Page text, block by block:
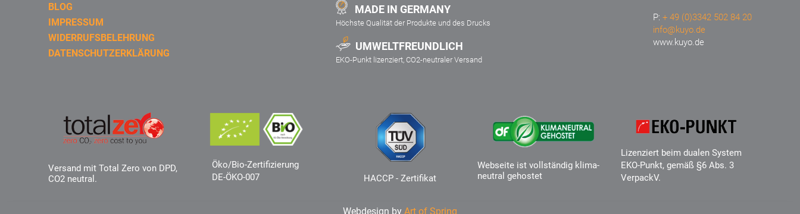
BLOG
IMPRESSUM
WIDERRUFSBELEHRUNG
DATENSCHUTZERKLÄRUNG
MADE IN GERMANY
Höchste Qualität der Produkte und des Drucks
UMWELTFREUNDLICH
EKO-Punkt lizenziert, CO2-neutraler Versand
P:+ 49 (0)3342 502 84 20
info@kuyo.de
www.kuyo.de
Versand mit Total Zero von DPD,
CO2 neutral.
Öko/Bio-Zertifizierung
DE-ÖKO-007
HACCP - Zertifikat
Webseite ist vollständig klima-
neutral gehostet
Lizenziert beim dualen System
EKO-Punkt, gemäß §6 Abs. 3
VerpackV.
Webdesign by Art of Spring